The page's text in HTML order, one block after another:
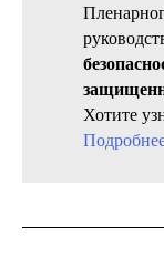
Хотите